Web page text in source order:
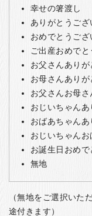
幸せの箸渡し
ありがとうござ
おめでとうござ
ご出産おめでと
お父さんありが
お母さんありが
お父さんお母さ
おじいちゃんあ
おばあちゃんあ
おじいちゃんお
お誕生日おめ
無地
（無地をご選択いた
途付きます）